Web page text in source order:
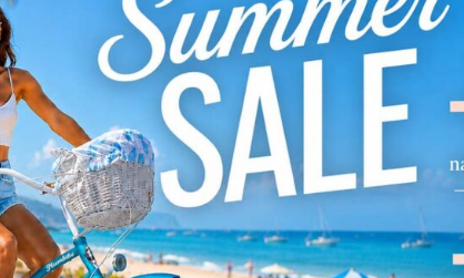
69,00PLN
Zobacz